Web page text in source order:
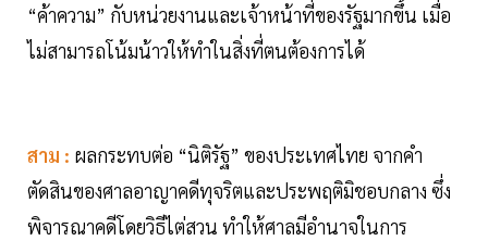
“ค้าความ” กับหน่วยงานและเจ้าหน้าที่ของรัฐมากขึ้น เมื่อ
ไม่สามารถโน้มน้าวให้ทำในสิ่งที่ตนต้องการได้
สาม : ผลกระทบต่อ “นิติรัฐ” ของประเทศไทย จากคำ
ตัดสินของศาลอาญาคดีทุจริตและประพฤติมิชอบกลาง ซึ่ง
พิจารณาคดีโดยวิธีไต่สวน ทำให้ศาลมีอำนาจในการ